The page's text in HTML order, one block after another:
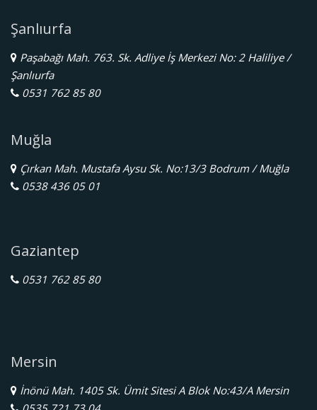
Şanlıurfa
Paşabağı Mah. 763. Sk. Adliye İş Merkezi No: 2 Haliliye /
Şanlıurfa
0531 762 85 80
Muğla
Çırkan Mah. Mustafa Aysu Sk. No:13/3 Bodrum / Muğla
0538 436 05 01
Gaziantep
0531 762 85 80
Mersin
İnönü Mah. 1405 Sk. Ümit Sitesi A Blok No:43/A Mersin